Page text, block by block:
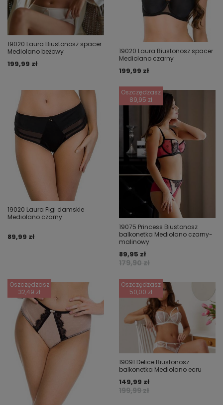
19020 Laura Biustonosz spacer
Mediolano beżowy
199,99 zł
19020 Laura Biustonosz spacer
Mediolano czarny
199,99 zł
19020 Laura Figi damskie
Mediolano czarny
89,99 zł
Oszczędzasz
89,95 zł
19075 Princess Biustonosz
balkonetka Mediolano czarny-
malinowy
179,90 zł
89,95 zł
Oszczędzasz
32,49 zł
Oszczędzasz
50,00 zł
19091 Delice Biustonosz
balkonetka Mediolano ecru
199,99 zł
149,99 zł